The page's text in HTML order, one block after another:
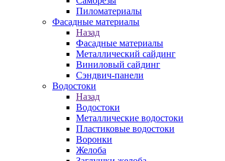
Пиломатериалы
Фасадные материалы
Назад
Фасадные материалы
Металлический сайдинг
Виниловый сайдинг
Сэндвич-панели
Водостоки
Назад
Водостоки
Металлические водостоки
Пластиковые водостоки
Воронки
Желоба